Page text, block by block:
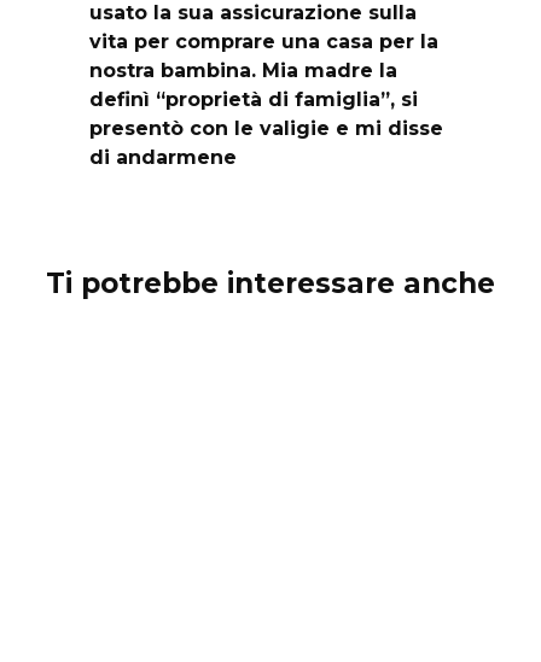
usato la sua assicurazione sulla
vita per comprare una casa per la
nostra bambina. Mia madre la
definì “proprietà di famiglia”, si
presentò con le valigie e mi disse
di andarmene
Ti potrebbe interessare anche